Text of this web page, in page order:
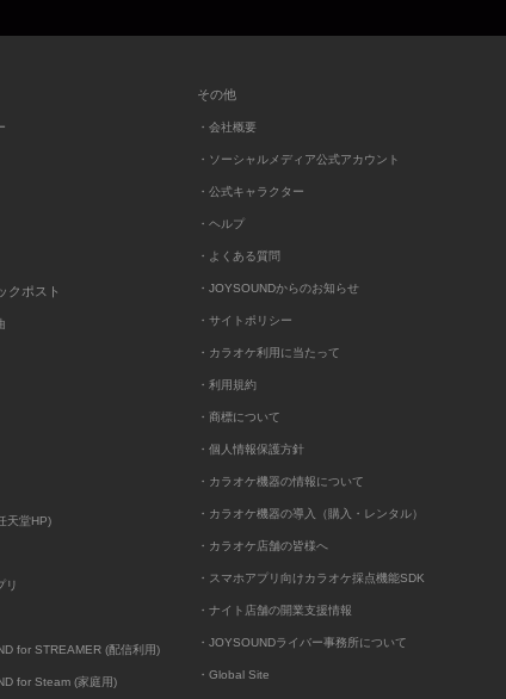
クポスト
天堂HP)
リ
for STREAMER (配信利用)
for Steam (家庭用)
その他
・会社概要
・ソーシャルメディア公式アカウント
・公式キャラクター
・ヘルプ
・よくある質問
・JOYSOUNDからのお知らせ
・サイトポリシー
・カラオケ利用に当たって
・利用規約
・商標について
・個人情報保護方針
・カラオケ機器の情報について
・カラオケ機器の導入（購入・レンタル）
・カラオケ店舗の皆様へ
・スマホアプリ向けカラオケ採点機能SDK
・ナイト店舗の開業支援情報
・JOYSOUNDライバー事務所について
・Global Site